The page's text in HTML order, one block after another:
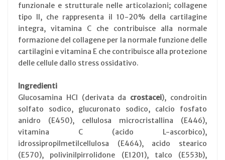
funzionale e strutturale nelle articolazioni; collagene
tipo II, che rappresenta il 10-20% della cartilagine
integra, vitamina C che contribuisce alla normale
formazione del collagene per la normale funzione delle
cartilagini e vitamina E che contribuisce alla protezione
delle cellule dallo stress ossidativo.
Ingredienti
Glucosamina HCl (derivata da crostacei), condroitin
solfato sodico, glucuronato sodico, calcio fosfato
anidro (E450), cellulosa microcristallina (E446),
vitamina C (acido L-ascorbico),
idrossipropilmetilcellulosa (E464), acido stearico
(E570), polivinilpirrolidone (E1201), talco (E553b),